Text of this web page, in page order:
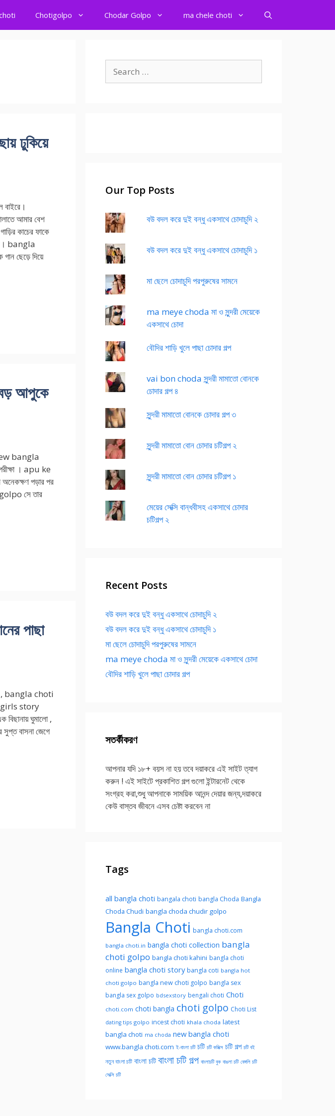
Chotigolpo Chodar Golpo ma chele choti
ঢুকিয়ে
আমার বেশ
কাচের ফাকে
bangla
ছেড়ে দিয়ে
আপুকে
bangla
। apu ke
পড়ার পর
সে তার
পাছা
bangla choti
story
ঘুমালো ,
বাসনা জেগে
for:
Our Top Posts
বউ বদল করে দুই বন্ধু একসাথে চোদাচুদি ২
বউ বদল করে দুই বন্ধু একসাথে চোদাচুদি ১
মা ছেলে চোদাচুদি পরপুরুষের সামনে
ma meye choda মা ও সুন্দরী মেয়েকে
একসাথে চোদা
বৌদির শাড়ি খুলে পাছা চোদার গল্প
vai bon choda সুন্দরী মামাতো বোনকে
চোদার গল্প ৪
সুন্দরী মামাতো বোনকে চোদার গল্প ৩
সুন্দরী মামাতো বোন চোদার চটিগল্প ২
সুন্দরী মামাতো বোন চোদার চটিগল্প ১
মেয়ের সেক্সি বান্ধবীসহ একসাথে চোদার
চটিগল্প ২
Recent Posts
বউ বদল করে দুই বন্ধু একসাথে চোদাচুদি ২
বউ বদল করে দুই বন্ধু একসাথে চোদাচুদি ১
মা ছেলে চোদাচুদি পরপুরুষের সামনে
ma meye choda মা ও সুন্দরী মেয়েকে একসাথে চোদা
বৌদির শাড়ি খুলে পাছা চোদার গল্প
সতর্কীকরণ
আপনার যদি ১৮+ বয়স না হয় তবে দয়াকরে এই সাইট ত্যাগ
করুন ! এই সাইটে প্রকাশিত গল্প গুলো ইন্টারনেট থেকে
সংগ্রহ করা,শুধু আপনাকে সাময়িক আনন্দ দেয়ার জন্য,দয়াকরে
কেউ বাস্তব জীবনে এসব চেষ্টা করবেন না
Tags
all bangla choti bangala choti bangla Choda Bangla
Choda Chudi bangla choda chudir golpo
Bangla Choti bangla choti.com
bangla choti.in bangla choti collection bangla
choti golpo bangla choti kahini bangla choti
online bangla choti story bangla coti bangla hot
choti golpo bangla new choti golpo bangla sex
bangla sex golpo bdsexstory bengali choti Choti
choti.com choti bangla choti golpo Choti List
dating tips golpo incest choti khala choda latest
bangla choti ma choda new bangla choti
www.bangla choti.com ই-বাংলা চটি চটি চটি কমিক্স চটি গল্প চটি বই
নতুন বাংলা চটি বাংলা চটি বাংলা চটি গল্প বাংলাচটি বুক বাঙলা চটি বেঙ্গলি চটি
সেক্সি চটি